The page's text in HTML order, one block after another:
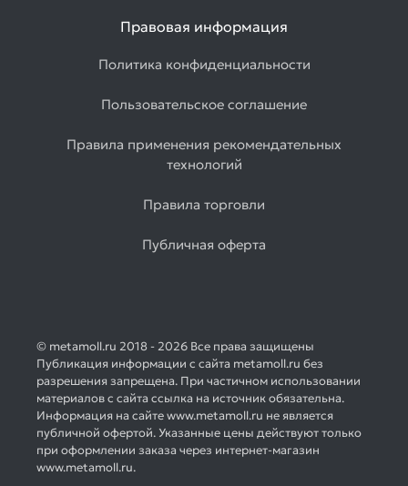
Правовая информация
Политика конфиденциальности
Пользовательское соглашение
Правила применения рекомендательных
технологий
Правила торговли
Публичная оферта
© metamoll.ru 2018 - 2026 Все права защищены
Публикация информации с сайта metamoll.ru без
разрешения запрещена. При частичном использовании
материалов с сайта ссылка на источник обязательна.
Информация на сайте www.metamoll.ru не является
публичной офертой. Указанные цены действуют только
при оформлении заказа через интернет-магазин
www.metamoll.ru.